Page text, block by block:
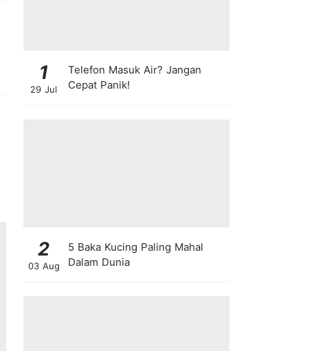
1
29 Jul
Telefon Masuk Air? Jangan
Cepat Panik!
2
03 Aug
5 Baka Kucing Paling Mahal
Dalam Dunia